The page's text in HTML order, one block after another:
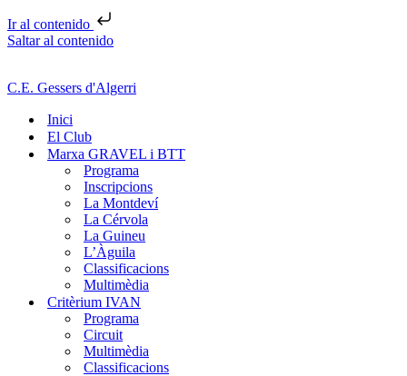
Ir al contenido
Saltar al contenido
C.E. Gessers d'Algerri
Inici
El Club
Marxa GRAVEL i BTT
Programa
Inscripcions
La Montdeví
La Cérvola
La Guineu
L’Àguila
Classificacions
Multimèdia
Critèrium IVAN
Programa
Circuit
Multimèdia
Classificacions